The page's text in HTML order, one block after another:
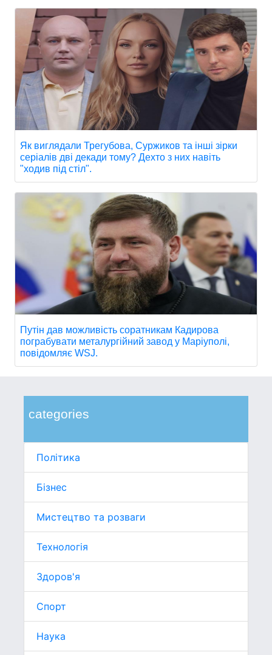
categories
Політика
Бізнес
Мистецтво та розваги
Технологія
Здоров'я
Спорт
Наука
Як виглядали Трегубова, Суржиков та інші зірки
серіалів дві декади тому? Дехто з них навіть
"ходив під стіл".
Путін дав можливість соратникам Кадирова
пограбувати металургійний завод у Маріуполі,
повідомляє WSJ.